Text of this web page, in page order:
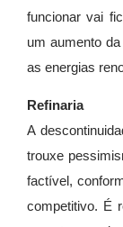
funcionar vai
um aumento
as energias
Refinaria
A
trouxe
factível,
competitivo. É